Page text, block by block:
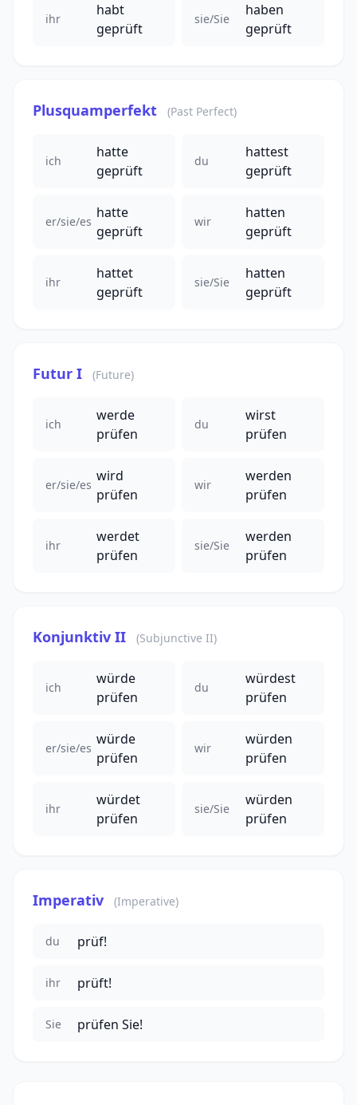
ihr
habt
geprüft
sie/Sie
haben
geprüft
Plusquamperfekt (Past Perfect)
ich
hatte
geprüft
du
hattest
geprüft
er/sie/es
hatte
geprüft
wir
hatten
geprüft
ihr
hattet
geprüft
sie/Sie
hatten
geprüft
Futur I (Future)
ich
werde
prüfen
du
wirst
prüfen
er/sie/es
wird
prüfen
wir
werden
prüfen
ihr
werdet
prüfen
sie/Sie
werden
prüfen
Konjunktiv II (Subjunctive II)
ich
würde
prüfen
du
würdest
prüfen
er/sie/es
würde
prüfen
wir
würden
prüfen
ihr
würdet
prüfen
sie/Sie
würden
prüfen
Imperativ (Imperative)
du prüf!
ihr prüft!
Sie prüfen Sie!